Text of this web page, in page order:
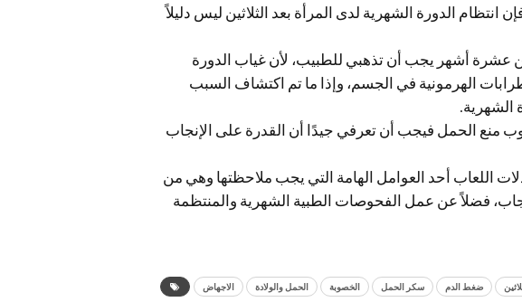
انتظام الدورة الشهرية لدى المرأة بعد الثلاثين ليس دليلاً
من عشرة أشهر يجب أن تذهبي للطبيب، لأن غياب الدورة
الهرمونية في الجسم، وإذا ما تم اكتشاف السبب
الشهرية.
منع الحمل فيجب أن تعرفي جيدًا أن القدرة على الإنجاب
اللعاب أحد العوامل الهامة التي يجب ملاحظتها وهي من
فضلاً عن عمل الفحوصات الطبية الشهرية والمنتظمة
الاجهاض الحمل والولادة الخصوبة سكر الحمل ضغط الدم